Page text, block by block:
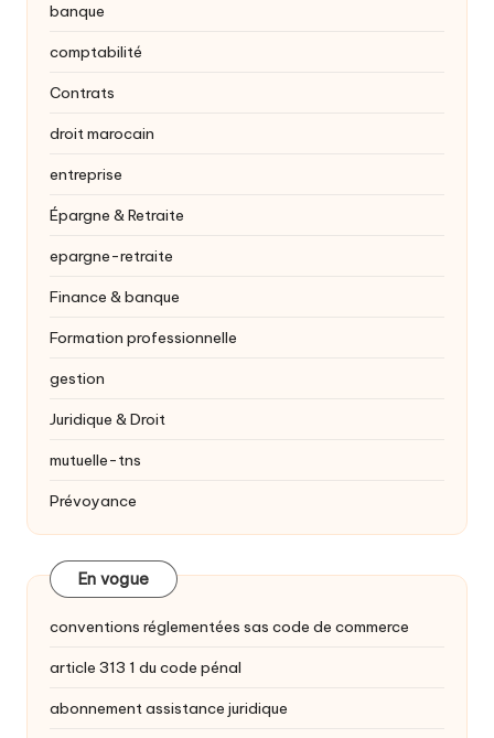
banque
comptabilité
Contrats
droit marocain
entreprise
Épargne & Retraite
epargne-retraite
Finance & banque
Formation professionnelle
gestion
Juridique & Droit
mutuelle-tns
Prévoyance
En vogue
conventions réglementées sas code de commerce
article 313 1 du code pénal
abonnement assistance juridique